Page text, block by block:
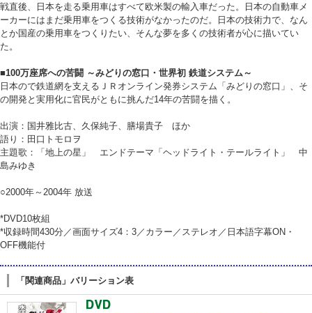
戦直後、日本を走る乗用車はすべて欧米製の輸入車だった。日本の自動車メ
ーカーにはまだ乗用車をつくる技術がなかったのだ。日本の技術力で、なん
とか国産の乗用車をつくりたい、そんな夢を多くの技術者が心に描いてい
た。
■100万座席への苦闘 ～みどりの窓口・世界初 鉄道システム～
日本ので鉄道網を支えるＪＲオンライン発券システム「みどりの窓口」、そ
の開発と実用化に官民がともに挑んだ14年の苦闘を描く。
出演：国井雅比古、久保純子、膳場貴子 ほか
語り：田口トモロヲ
主題歌：「地上の星」 エンドテーマ「ヘッドライト・テールライト」 中
島みゆき
○2000年～2004年 放送
*DVD10枚組
*収録時間430分／画面サイズ4：3／カラー／ステレオ／日本語字幕ON・
OFF機能付
「関連商品」バリーション表